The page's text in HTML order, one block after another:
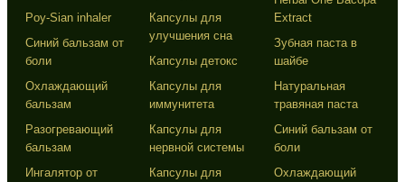
Poy-Sian inhaler
Синий бальзам от
боли
Охлаждающий
бальзам
Разогревающий
бальзам
Ингалятор от
Капсулы для
улучшения сна
Капсулы детокс
Капсулы для
иммунитета
Капсулы для
нервной системы
Капсулы для
Extract
Зубная паста в
шайбе
Натуральная
травяная паста
Синий бальзам от
боли
Охлаждающий